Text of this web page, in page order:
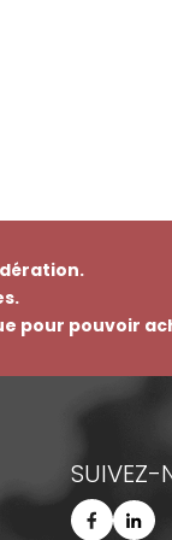
pour pouvoir
SUIVEZ-